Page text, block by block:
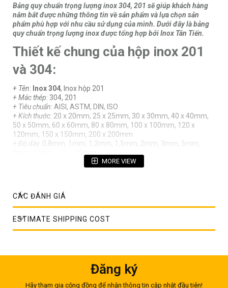
Bảng quy chuẩn trọng lượng inox 304, 201 sẽ giúp khách hàng
nắm bắt được những thông tin về sản phẩm và lựa chọn sản
phẩm phù hợp với nhu cầu sử dụng của mình. Dưới đây là bảng
quy chuẩn trọng lượng inox được tổng hợp bởi Inox Tân Tiến.
Thiết kế chung của hộp inox 201
và 304:
+ Tên: Inox 304, Inox hộp 201
+ Mác thép: 304, 201
+ Tiêu chuẩn: AISI, ASTM, DIN, ISO
+ Kích thước: 20 x 20mm, 25 x 25mm, 30 x 30mm, 40 x 40mm,
50 x 50mm, 60 x 60mm, 80 x 80mm, 100 x 100mm, 120 x
120mm, 150 x 150mm, 200 x 200mm
+ Độ dày: 0,8mm, 1mm, 1,2mm, 1,5mm, 2mm, 3mm, 5mm,
8mm, 10mm .v.v. ~ 25mm
+ Gia công
: Cắt theo yêu cầu khách hàng
+ Đóng gói: Theo kiện, bó, cây hoặc theo yêu cầu khách hàng
Thành phần hóa học inox
inox hộp 201.
MORE VIEW
CÁC ĐÁNH GIÁ
ESTIMATE SHIPPING COST
Đăng ký
Hãy tham gia cộng đồng để nhận thông tin cập nhật đầu tiên!